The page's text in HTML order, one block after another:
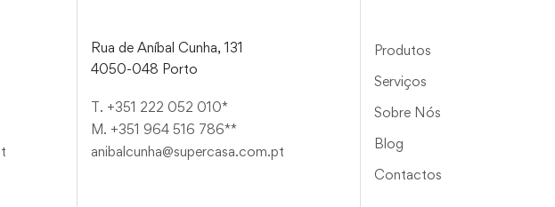
Rua de Aníbal Cunha, 131
4050-048 Porto
T. +351 222 052 010*
M. +351 964 516 786**
anibalcunha@supercasa.com.pt
Produtos
Serviços
Sobre Nós
Blog
Contactos